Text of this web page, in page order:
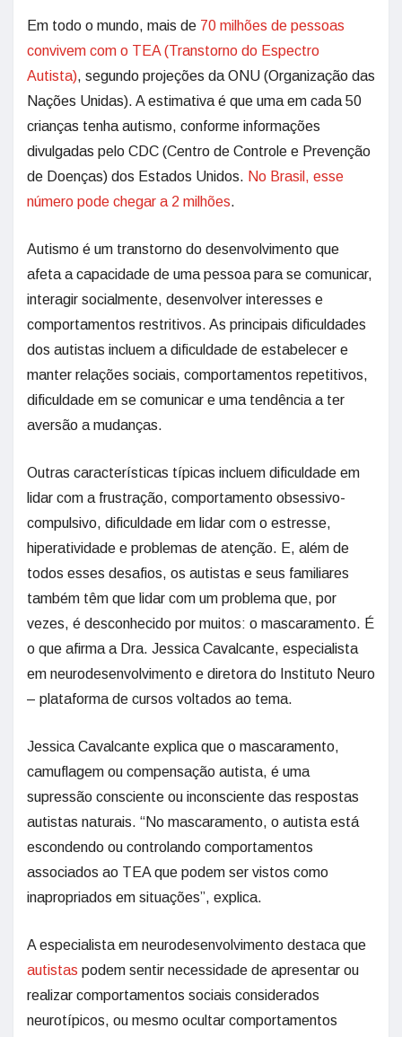
Em todo o mundo, mais de 70 milhões de pessoas
convivem com o TEA (Transtorno do Espectro
Autista), segundo projeções da ONU (Organização das
Nações Unidas). A estimativa é que uma em cada 50
crianças tenha autismo, conforme informações
divulgadas pelo CDC (Centro de Controle e Prevenção
de Doenças) dos Estados Unidos. No Brasil, esse
número pode chegar a 2 milhões.
Autismo é um transtorno do desenvolvimento que
afeta a capacidade de uma pessoa para se comunicar,
interagir socialmente, desenvolver interesses e
comportamentos restritivos. As principais dificuldades
dos autistas incluem a dificuldade de estabelecer e
manter relações sociais, comportamentos repetitivos,
dificuldade em se comunicar e uma tendência a ter
aversão a mudanças.
Outras características típicas incluem dificuldade em
lidar com a frustração, comportamento obsessivo-
compulsivo, dificuldade em lidar com o estresse,
hiperatividade e problemas de atenção. E, além de
todos esses desafios, os autistas e seus familiares
também têm que lidar com um problema que, por
vezes, é desconhecido por muitos: o mascaramento. É
o que afirma a Dra. Jessica Cavalcante, especialista
em neurodesenvolvimento e diretora do Instituto Neuro
– plataforma de cursos voltados ao tema.
Jessica Cavalcante explica que o mascaramento,
camuflagem ou compensação autista, é uma
supressão consciente ou inconsciente das respostas
autistas naturais. “No mascaramento, o autista está
escondendo ou controlando comportamentos
associados ao TEA que podem ser vistos como
inapropriados em situações”, explica.
A especialista em neurodesenvolvimento destaca que
autistas podem sentir necessidade de apresentar ou
realizar comportamentos sociais considerados
neurotípicos, ou mesmo ocultar comportamentos